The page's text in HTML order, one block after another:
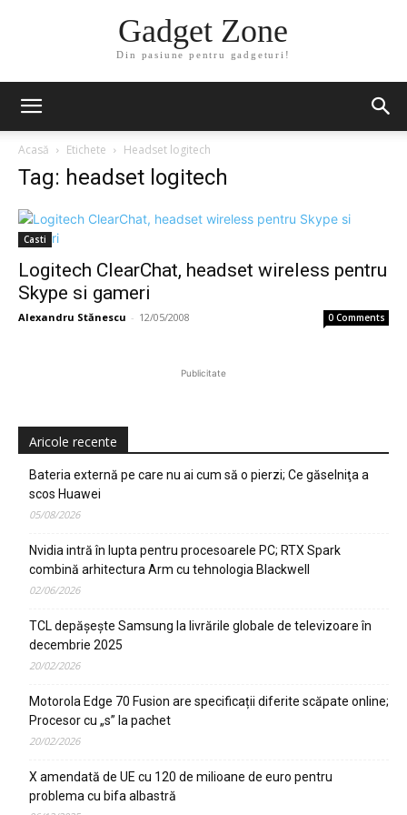
Gadget Zone
Din pasiune pentru gadgeturi!
Acasă Etichete Headset logitech
Tag: headset logitech
Casti
Logitech ClearChat, headset wireless pentru
Skype si gameri
Alexandru Stănescu - 12/05/2008 0 Comments
Publicitate
Aricole recente
Bateria externă pe care nu ai cum să o pierzi; Ce găselniţa a
scos Huawei
05/08/2026
Nvidia intră în lupta pentru procesoarele PC; RTX Spark
combină arhitectura Arm cu tehnologia Blackwell
02/06/2026
TCL depășește Samsung la livrările globale de televizoare în
decembrie 2025
20/02/2026
Motorola Edge 70 Fusion are specificații diferite scăpate online;
Procesor cu „s” la pachet
20/02/2026
X amendată de UE cu 120 de milioane de euro pentru
problema cu bifa albastră